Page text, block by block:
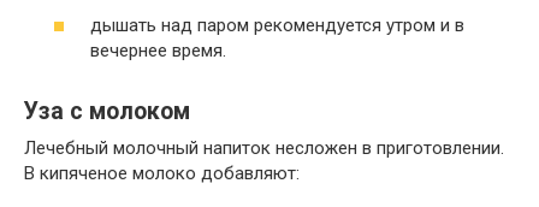
дышать над паром рекомендуется утром и в
вечернее время.
Уза с молоком
Лечебный молочный напиток несложен в приготовлении.
В кипяченое молоко добавляют: